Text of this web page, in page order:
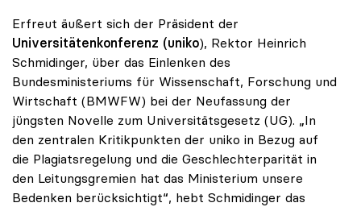
Erfreut äußert sich der Präsident der
Universitätenkonferenz (uniko), Rektor Heinrich
Schmidinger, über das Einlenken des
Bundesministeriums für Wissenschaft, Forschung und
Wirtschaft (BMWFW) bei der Neufassung der
jüngsten Novelle zum Universitätsgesetz (UG). „In
den zentralen Kritikpunkten der uniko in Bezug auf
die Plagiatsregelung und die Geschlechterparität in
den Leitungsgremien hat das Ministerium unsere
Bedenken berücksichtigt“, hebt Schmidinger das